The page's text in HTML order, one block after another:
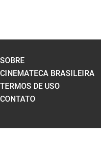
SOBRE
CINEMATECA BRASILEIRA
TERMOS DE USO
CONTATO